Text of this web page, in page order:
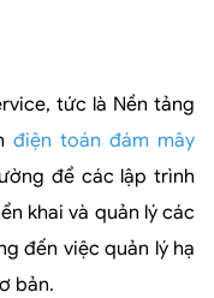
tức là Nền tảng
điện toán đám mây
để các lập trình
khai và quản lý các
đến việc quản lý hạ
bản.